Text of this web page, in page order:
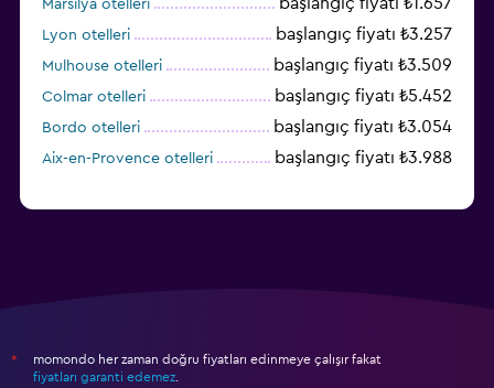
Marsilya otelleri
Lyon otelleri başlangıç fiyatı ₺3.257
Mulhouse otelleri başlangıç fiyatı ₺3.509
Colmar otelleri başlangıç fiyatı ₺5.452
Bordo otelleri başlangıç fiyatı ₺3.054
Aix-en-Provence otelleri başlangıç fiyatı ₺3.988
*
momondo her zaman doğru fiyatları edinmeye çalışır fakat
fiyatları garanti edemez